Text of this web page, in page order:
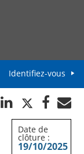
Identifiez-vous
Date de
clôture :
19/10/2025